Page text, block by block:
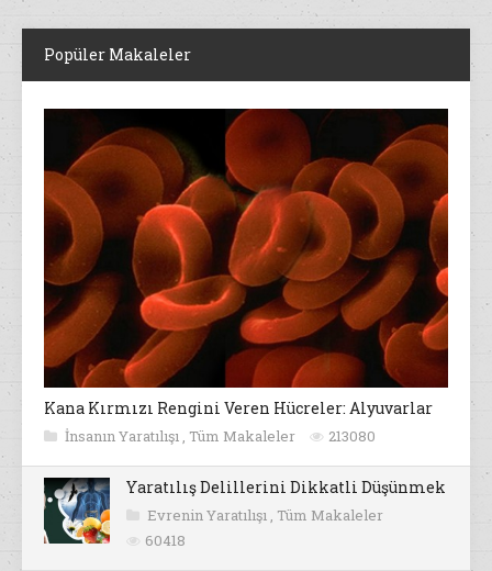
Popüler Makaleler
Kana Kırmızı Rengini Veren Hücreler: Alyuvarlar
İnsanın Yaratılışı , Tüm Makaleler 213080
Yaratılış Delillerini Dikkatli Düşünmek
Evrenin Yaratılışı , Tüm Makaleler
60418